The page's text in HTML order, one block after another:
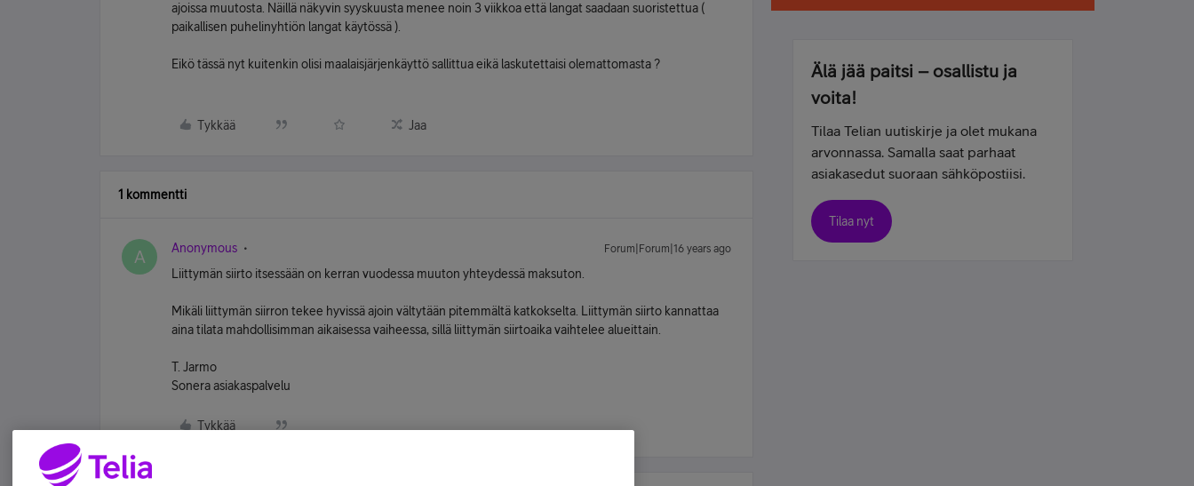
ajoissa muutosta. Näillä näkyvin syyskuusta menee noin 3 viikkoa että langat saadaan suoristettua (
paikallisen puhelinyhtiön langat käytössä ).
Eikö tässä nyt kuitenkin olisi maalaisjärjenkäyttö sallittua eikä laskutettaisi olemattomasta ?
Tykkää Jaa
1 kommentti
A Anonymous Forum|Forum|16 years ago
Liittymän siirto itsessään on kerran vuodessa muuton yhteydessä maksuton.
Mikäli liittymän siirron tekee hyvissä ajoin vältytään pitemmältä katkokselta. Liittymän siirto kannattaa
aina tilata mahdollisimman aikaisessa vaiheessa, sillä liittymän siirtoaika vaihtelee alueittain.
T. Jarmo
Sonera asiakaspalvelu
Tykkää
Älä jää paitsi – osallistu ja
voita!
Tilaa Telian uutiskirje ja olet mukana
arvonnassa. Samalla saat parhaat
asiakasedut suoraan sähköpostiisi.
Tilaa nyt